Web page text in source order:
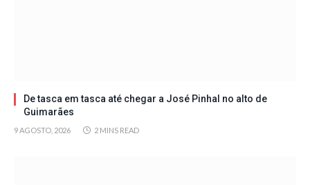
De tasca em tasca até chegar a José Pinhal no alto de
Guimarães
9 AGOSTO, 2026 2 MINS READ